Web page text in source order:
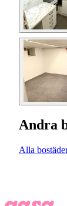
Andra
Alla